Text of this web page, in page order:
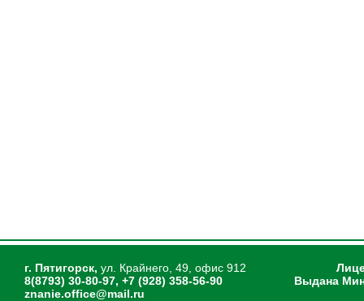
г. Пятигорск, ул. Крайнего, 49, офис 912
8(8793) 30-80-97, +7 (928) 358-56-90
znanie.office@mail.ru
Выдана